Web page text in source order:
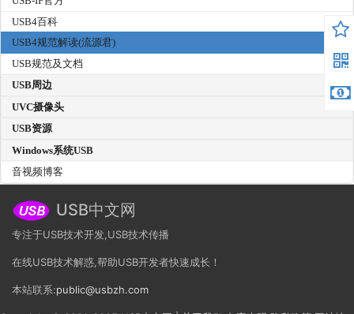
USB4百科
USB4规范解读(流源君)
USB规范及文档
USB周边
UVC摄像头
USB资源
Windows系统USB
音视频博客
USB中文网
专注于USB技术开发,USB技术传播
在线USB技术解惑,帮助USB开发者快速成长！
本站联系:public@usbzh.com